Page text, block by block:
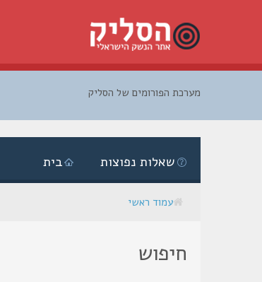
מערכת הפורומים של הסליק
בית שאלות נפוצות
עמוד ראשי
חיפוש